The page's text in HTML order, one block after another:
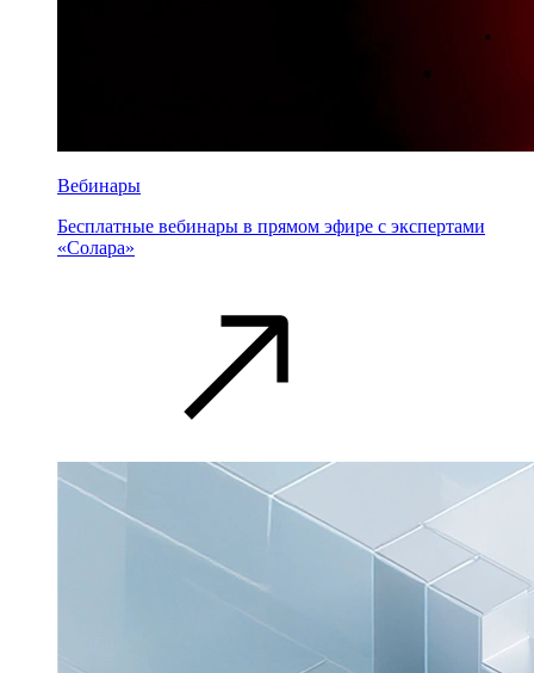
Вебинары
Бесплатные вебинары в прямом эфире с экспертами
«Солара»